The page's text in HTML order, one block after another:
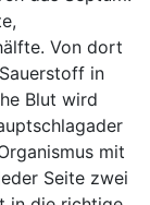
Von dort
in
Blut wird
mit
Seite zwei